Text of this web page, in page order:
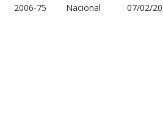
2006-75 Nacional 07/02/